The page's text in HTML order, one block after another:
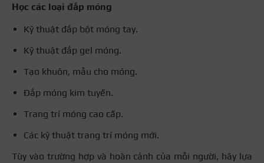
Học các loại đắp móng
Kỹ thuật đắp bột móng tay.
Kỹ thuật đắp gel móng.
Tạo khuôn, mẫu cho móng.
Đắp móng kim tuyến.
Trang trí móng cao cấp.
Các kỹ thuật trang trí móng mới.
Tùy vào trường hợp và hoàn cảnh của mỗi người, hãy lựa